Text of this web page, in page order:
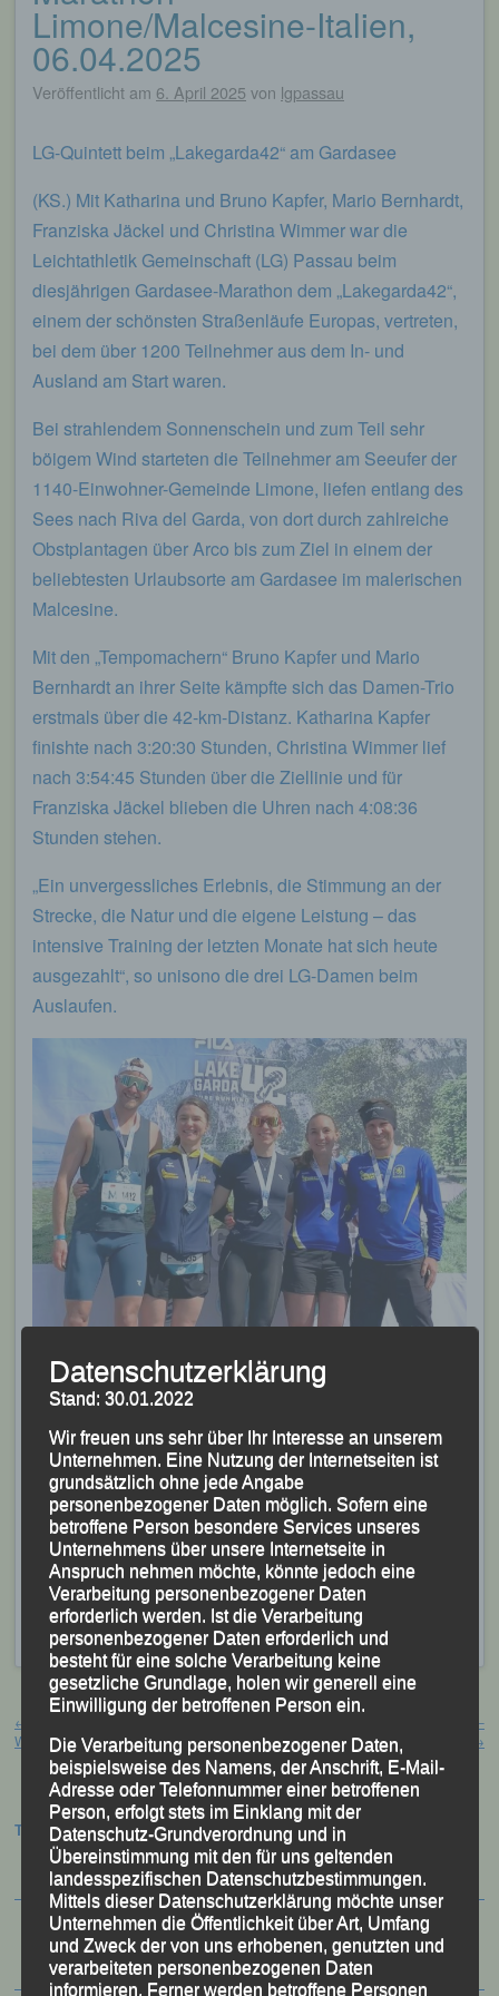
Limone/Malcesine-Italien,
06.04.2025
Veröffentlicht am 6. April 2025 von lgpassau
LG-Quintett beim „Lakegarda42“ am Gardasee
(KS.) Mit Katharina und Bruno Kapfer, Mario Bernhardt,
Franziska Jäckel und Christina Wimmer war die
Leichtathletik Gemeinschaft (LG) Passau beim
diesjährigen Gardasee-Marathon dem „Lakegarda42“,
einem der schönsten Straßenläufe Europas, vertreten,
bei dem über 1200 Teilnehmer aus dem In- und
Ausland am Start waren.
Bei strahlendem Sonnenschein und zum Teil sehr
böigem Wind starteten die Teilnehmer am Seeufer der
1140-Einwohner-Gemeinde Limone, liefen entlang des
Sees nach Riva del Garda, von dort durch zahlreiche
Obstplantagen über Arco bis zum Ziel in einem der
beliebtesten Urlaubsorte am Gardasee im malerischen
Malcesine.
Mit den „Tempomachern“ Bruno Kapfer und Mario
Bernhardt an ihrer Seite kämpfte sich das Damen-Trio
erstmals über die 42-km-Distanz. Katharina Kapfer
finishte nach 3:20:30 Stunden, Christina Wimmer lief
nach 3:54:45 Stunden über die Ziellinie und für
Franziska Jäckel blieben die Uhren nach 4:08:36
Stunden stehen.
„Ein unvergessliches Erlebnis, die Stimmung an der
Strecke, die Natur und die eigene Leistung – das
intensive Training der letzten Monate hat sich heute
ausgezahlt“, so unisono die drei LG-Damen beim
Auslaufen.
Das LG-Quintett (v.li.) Bruno Kapfer, Franziska Jäckel,
Katharina Kapfer, Christina Wimmer und LG-Trainer
Mario Bernhardt
Foto: K.S.
VeröffentlichtinAktuelles|Markiert mitBruno Kapfer
Christina Wimmer,Franziska Jäckel,Gardasee
Kapfer,Lakegarda42,Limone,Mario Bernhardt
Beitragsnavigation
←
35. Würzburger Residenzlauf –
Würzburg, 06.04.2025
24. Dreiburgenland Marathon –
Thurmansbang, 12.04.2025
→
Termine:
Datenschutzerklärung
Stand: 30.01.2022
Wir freuen uns sehr über Ihr Interesse an unserem
Unternehmen. Eine Nutzung der Internetseiten ist
grundsätzlich ohne jede Angabe
personenbezogener Daten möglich. Sofern eine
betroffene Person besondere Services unseres
Unternehmens über unsere Internetseite in
Anspruch nehmen möchte, könnte jedoch eine
Verarbeitung personenbezogener Daten
erforderlich werden. Ist die Verarbeitung
personenbezogener Daten erforderlich und
besteht für eine solche Verarbeitung keine
gesetzliche Grundlage, holen wir generell eine
Einwilligung der betroffenen Person ein.
Die Verarbeitung personenbezogener Daten,
beispielsweise des Namens, der Anschrift, E-Mail-
Adresse oder Telefonnummer einer betroffenen
Person, erfolgt stets im Einklang mit der
Datenschutz-Grundverordnung und in
Übereinstimmung mit den für uns geltenden
landesspezifischen Datenschutzbestimmungen.
Mittels dieser Datenschutzerklärung möchte unser
Unternehmen die Öffentlichkeit über Art, Umfang
und Zweck der von uns erhobenen, genutzten und
verarbeiteten personenbezogenen Daten
informieren. Ferner werden betroffene Personen